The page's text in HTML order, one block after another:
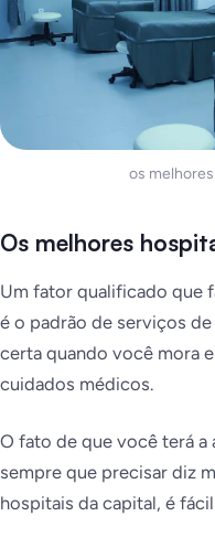
os
Os melhores
Um fator qualificado que
é o padrão de serviços
certa quando você mora
cuidados médicos.
O fato de que você terá a
sempre que precisar diz
hospitais da capital, é